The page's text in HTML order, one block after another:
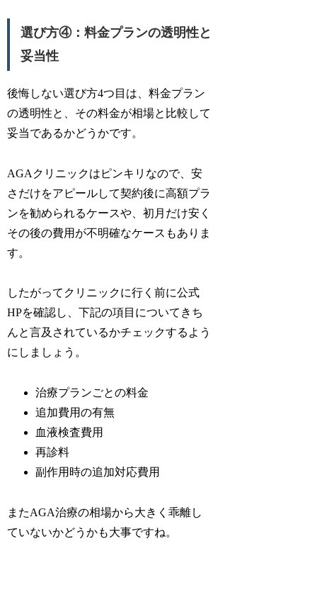
選び方④：料金プランの透明性と
妥当性
後悔しない選び方4つ目は、料金プラン
の透明性と、その料金が相場と比較して
妥当であるかどうかです。
AGAクリニックはピンキリなので、安
さだけをアピールして契約後に高額プラ
ンを勧められるケースや、初月だけ安く
その後の費用が不明確なケースもありま
す。
したがってクリニックに行く前に公式
HPを確認し、下記の項目についてきち
んと言及されているかチェックするよう
にしましょう。
治療プランごとの料金
追加費用の有無
血液検査費用
再診料
副作用時の追加対応費用
またAGA治療の相場から大きく乖離し
ていないかどうかも大事ですね。